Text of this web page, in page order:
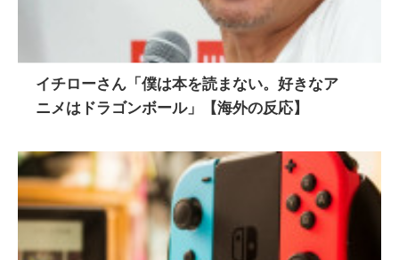
イチローさん「僕は本を読まない。好きなア
ニメはドラゴンボール」【海外の反応】